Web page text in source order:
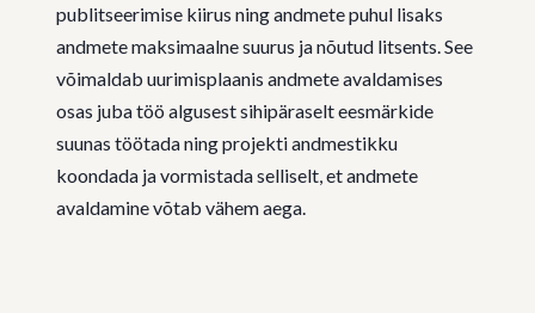
publitseerimise kiirus ning andmete puhul lisaks
andmete maksimaalne suurus ja nõutud litsents. See
võimaldab uurimisplaanis andmete avaldamises
osas juba töö algusest sihipäraselt eesmärkide
suunas töötada ning projekti andmestikku
koondada ja vormistada selliselt, et andmete
avaldamine võtab vähem aega.